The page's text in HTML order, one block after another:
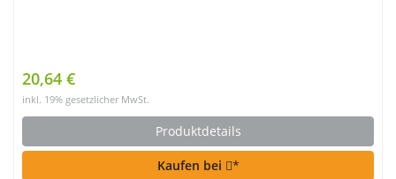
20,64 €
inkl. 19% gesetzlicher MwSt.
Produktdetails
Kaufen bei *